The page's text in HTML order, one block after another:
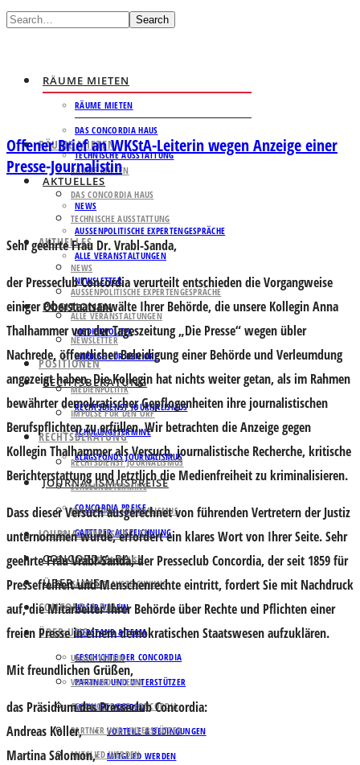
Search
RÄUME MIETEN
RÄUME MIETEN
DAS CONCORDIA HAUS
TECHNISCHE AUSSTATTUNG
AKTUELLES
NEWS
AUSSENPOLITISCHE EXPERTENGESPRÄCHE
ALLE VERANSTALTUNGEN
NEWSLETTER
POSITIONEN
MEDIENPOLITIK
IMPULSE FÜR DEN ORF
RECHTSBERATUNG
RECHTSDIENST JOURNALISMUS
SCHULUNGSTERMINE
KLAGSFONDS JOURNALISMUS
JOURNALISMUSPREISE
CONCORDIA PREISE
GATTERER AUSZEICHNUNG
CONCORDIA BALL
ÜBER UNS
UNSER VEREIN
VORSTAND & TEAM
GESCHICHTE DER CONCORDIA
PARTNER UND UNTERSTÜTZER
MITGLIED WERDEN
VORTEILE & BEDINGUNGEN
MITGLIED WERDEN
RÄUME MIETEN
RÄUME MIETEN
DAS CONCORDIA HAUS
TECHNISCHE AUSSTATTUNG
AKTUELLES
NEWS
AUSSENPOLITISCHE EXPERTENGESPRÄCHE
ALLE VERANSTALTUNGEN
NEWSLETTER
POSITIONEN
MEDIENPOLITIK
IMPULSE FÜR DEN ORF
RECHTSBERATUNG
RECHTSDIENST JOURNALISMUS
SCHULUNGSTERMINE
KLAGSFONDS JOURNALISMUS
JOURNALISMUSPREISE
CONCORDIA PREISE
GATTERER AUSZEICHNUNG
CONCORDIA BALL
ÜBER UNS
UNSER VEREIN
VORSTAND & TEAM
GESCHICHTE DER CONCORDIA
PARTNER UND UNTERSTÜTZER
MITGLIED WERDEN
Offener Brief an WKStA-Leiterin wegen Anzeige einer
Presse-Journalistin
Sehr geehrte Frau Dr. Vrabl-Sanda,
der Presseclub Concordia verurteilt entschieden die Vorgangweise
einiger Oberstaatsanwälte Ihrer Behörde, die unsere Kollegin Anna
Thalhammer von der Tageszeitung „Die Presse“ wegen übler
Nachrede, öffentlicher Beleidigung einer Behörde und Verleumdung
angezeigt haben. Die Kollegin hat nichts weiter getan, als im Rahmen
bewährter demokratischer Gepflogenheiten ihre journalistischen
Berufspflichten zu erfüllen. Wir betrachten die Anzeige gegen
Kollegin Thalhammer als Versuch, journalistische Recherche, kritische
Berichterstattung und letztlich die Medienfreiheit zu kriminalisieren.
Dass dieser Versuch ausgerechnet von führenden Vertretern der Justiz
unternommen wurde, erfordert ein klares Wort von Ihrer Seite. Sehr
geehrte Frau Vrabl-Sanda, der Presseclub Concordia, der seit 1859 für
Pressefreiheit und Menschenrechte eintritt, fordert Sie mit Nachdruck
auf, die Mitarbeiter Ihrer Behörde über Rechte und Pflichten einer
freien Presse in einem demokratischen Staatswesen aufzuklären.
Mit freundlichen Grüßen,
das Präsidium des Presseclub Concordia:
Andreas Koller,
Martina Salomon,